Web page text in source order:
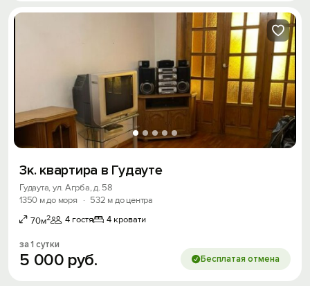
3к. квартира в Гудауте
Гудаута, ул. Агрба, д. 58
1350 м до моря
· 532 м до центра
70м2 4 гостя 4 кровати
за 1 сутки
5 000 руб. Бесплатая отмена